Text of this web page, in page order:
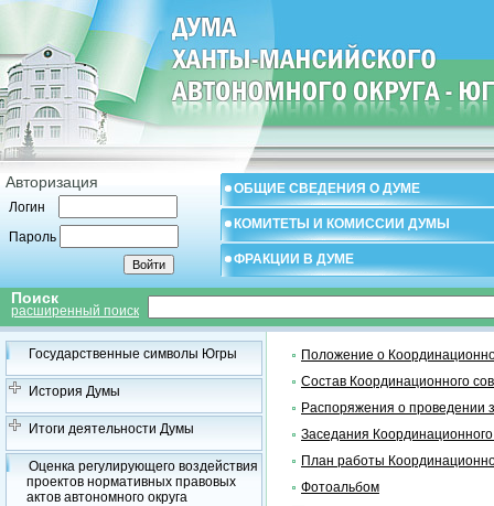
Авторизация
Логин
Пароль
ОБЩИЕ СВЕДЕНИЯ О ДУМЕ
КОМИТЕТЫ И КОМИССИИ ДУМЫ
ФРАКЦИИ В ДУМЕ
Поиск
расширенный поиск
Государственные символы Югры
История Думы
Итоги деятельности Думы
Оценка регулирующего воздействия
проектов нормативных правовых
актов автономного округа
Положение о
Состав Координационного
Распоряжения о проведении
Заседания
План работы
Фотоальбом